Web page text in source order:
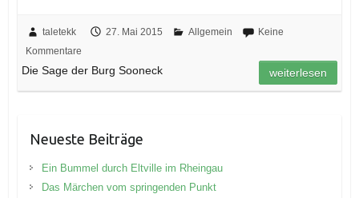
taletekk 27. Mai 2015 Allgemein
Keine
Kommentare
Die Sage der Burg Sooneck weiterlesen
Neueste Beiträge
Ein Bummel durch Eltville im Rheingau
Das Märchen vom springenden Punkt